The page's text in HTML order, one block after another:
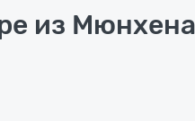
из